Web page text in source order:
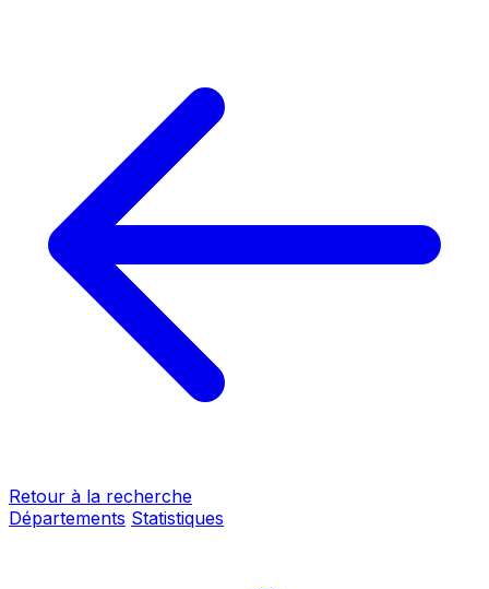
Retour à la recherche
Départements Statistiques